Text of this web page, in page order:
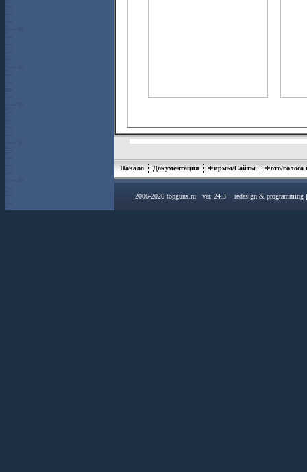
Начало Документация Фирмы/Сайты Фото/голоса
2006-2026 topguns.ru ver. 24.3 redesign & programming